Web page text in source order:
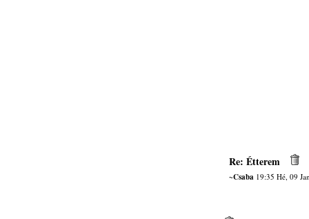
Re: Étterem
~Csaba19:35 Hé, 09